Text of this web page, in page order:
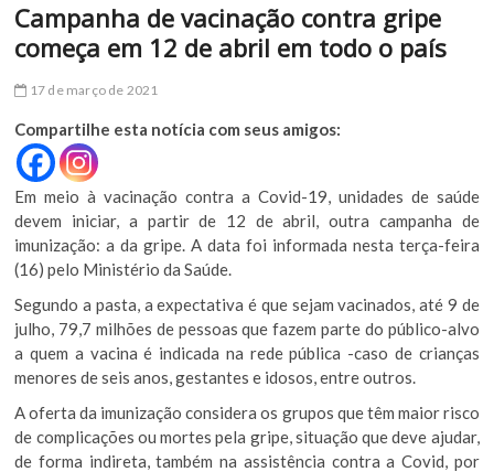
Campanha de vacinação contra gripe
começa em 12 de abril em todo o país
17 de março de 2021
Compartilhe esta notícia com seus amigos:
Em meio à vacinação contra a Covid-19, unidades de saúde
devem iniciar, a partir de 12 de abril, outra campanha de
imunização: a da gripe. A data foi informada nesta terça-feira
(16) pelo Ministério da Saúde.
Segundo a pasta, a expectativa é que sejam vacinados, até 9 de
julho, 79,7 milhões de pessoas que fazem parte do público-alvo
a quem a vacina é indicada na rede pública -caso de crianças
menores de seis anos, gestantes e idosos, entre outros.
A oferta da imunização considera os grupos que têm maior risco
de complicações ou mortes pela gripe, situação que deve ajudar,
de forma indireta, também na assistência contra a Covid, por